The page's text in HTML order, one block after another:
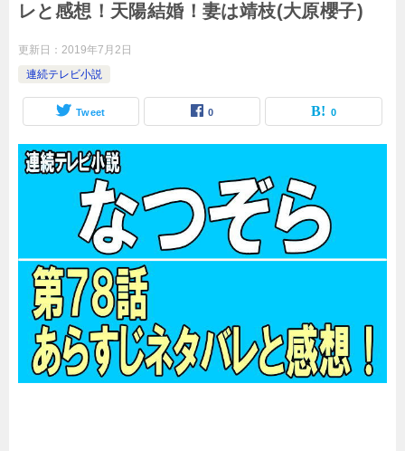
レと感想！天陽結婚！妻は靖枝(大原櫻子)
更新日： 2019年7月2日
連続テレビ小説
Tweet 0 0